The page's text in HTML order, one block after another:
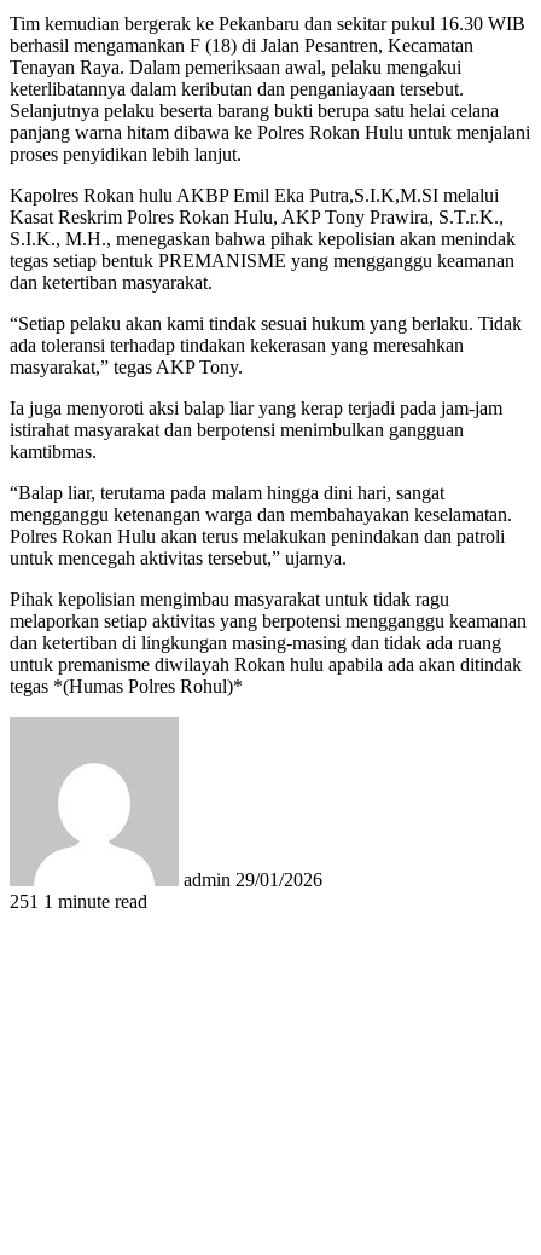
Tim kemudian bergerak ke Pekanbaru dan sekitar pukul 16.30 WIB
berhasil mengamankan F (18) di Jalan Pesantren, Kecamatan
Tenayan Raya. Dalam pemeriksaan awal, pelaku mengakui
keterlibatannya dalam keributan dan penganiayaan tersebut.
Selanjutnya pelaku beserta barang bukti berupa satu helai celana
panjang warna hitam dibawa ke Polres Rokan Hulu untuk menjalani
proses penyidikan lebih lanjut.
Kapolres Rokan hulu AKBP Emil Eka Putra,S.I.K,M.SI melalui
Kasat Reskrim Polres Rokan Hulu, AKP Tony Prawira, S.T.r.K.,
S.I.K., M.H., menegaskan bahwa pihak kepolisian akan menindak
tegas setiap bentuk PREMANISME yang mengganggu keamanan
dan ketertiban masyarakat.
“Setiap pelaku akan kami tindak sesuai hukum yang berlaku. Tidak
ada toleransi terhadap tindakan kekerasan yang meresahkan
masyarakat,” tegas AKP Tony.
Ia juga menyoroti aksi balap liar yang kerap terjadi pada jam-jam
istirahat masyarakat dan berpotensi menimbulkan gangguan
kamtibmas.
“Balap liar, terutama pada malam hingga dini hari, sangat
mengganggu ketenangan warga dan membahayakan keselamatan.
Polres Rokan Hulu akan terus melakukan penindakan dan patroli
untuk mencegah aktivitas tersebut,” ujarnya.
Pihak kepolisian mengimbau masyarakat untuk tidak ragu
melaporkan setiap aktivitas yang berpotensi mengganggu keamanan
dan ketertiban di lingkungan masing-masing dan tidak ada ruang
untuk premanisme diwilayah Rokan hulu apabila ada akan ditindak
tegas *(Humas Polres Rohul)*
admin 29/01/2026
251 1 minute read